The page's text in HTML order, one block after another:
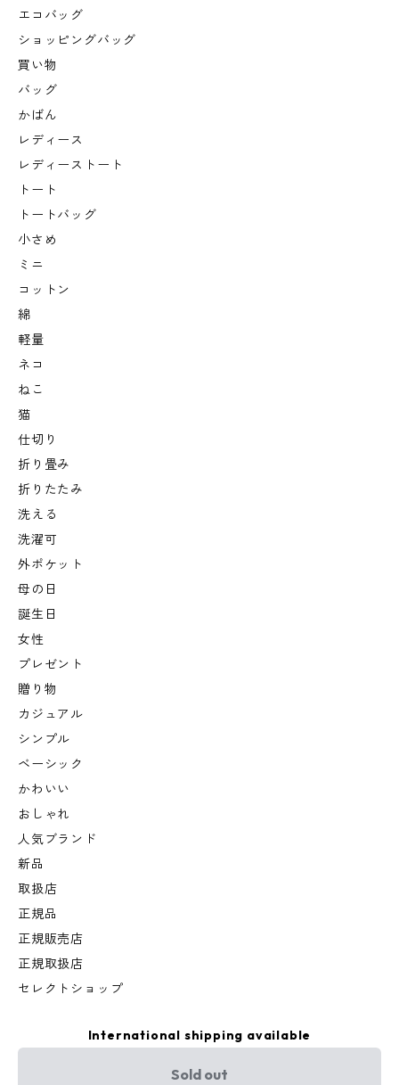
エコバッグ
ショッピングバッグ
買い物
バッグ
かばん
レディース
レディーストート
トート
トートバッグ
小さめ
ミニ
コットン
綿
軽量
ネコ
ねこ
猫
仕切り
折り畳み
折りたたみ
洗える
洗濯可
外ポケット
母の日
誕生日
女性
プレゼント
贈り物
カジュアル
シンプル
ベーシック
かわいい
おしゃれ
人気ブランド
新品
取扱店
正規品
正規販売店
正規取扱店
セレクトショップ
International shipping available
Sold out